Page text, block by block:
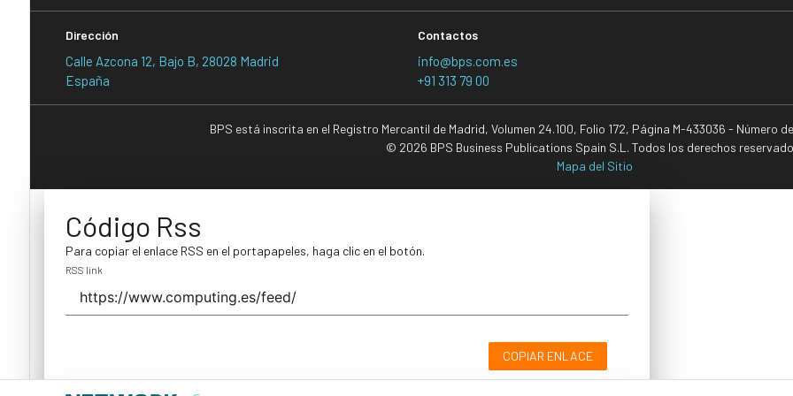
Dirección
Calle Azcona 12, Bajo B, 28028 Madrid
España
Contactos
info@bps.com.es
+91 313 79 00
BPS está inscrita en el Registro Mercantil de Madrid, Volumen 24.100, Folio 172, Página M-433036 - Número
© 2026 BPS Business Publications Spain S.L. Todos los derechos
Mapa del Sitio
Código Rss
Para copiar el enlace RSS en el portapapeles, haga clic en el botón.
RSS link
COPIAR ENLACE